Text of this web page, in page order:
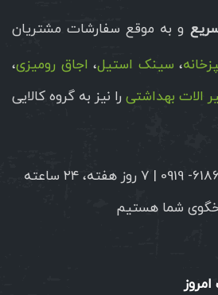
و به موقع سفارشات مشتریان
، سینک استیل، اجاق رومیزی،
الات بهداشتی را نیز به گروه کالایی
تلفن پشتیبانی 6186748- 0919 | ۷ روز هفته، ۲۴ ساعته
شما هستیم